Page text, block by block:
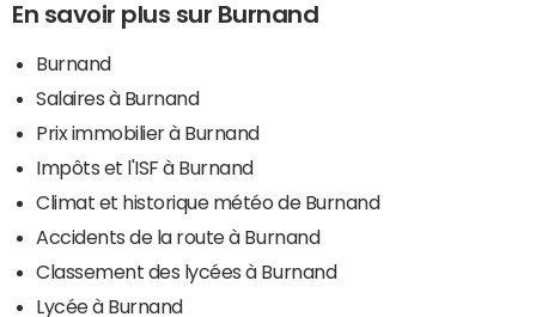
En savoir plus sur Burnand
Burnand
Salaires à Burnand
Prix immobilier à Burnand
Impôts et l'ISF à Burnand
Climat et historique météo de Burnand
Accidents de la route à Burnand
Classement des lycées à Burnand
Lycée à Burnand